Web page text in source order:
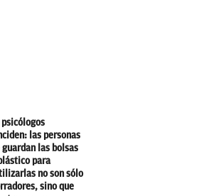
psicólogos
las personas
guardan las bolsas
para
no son sólo
sino que